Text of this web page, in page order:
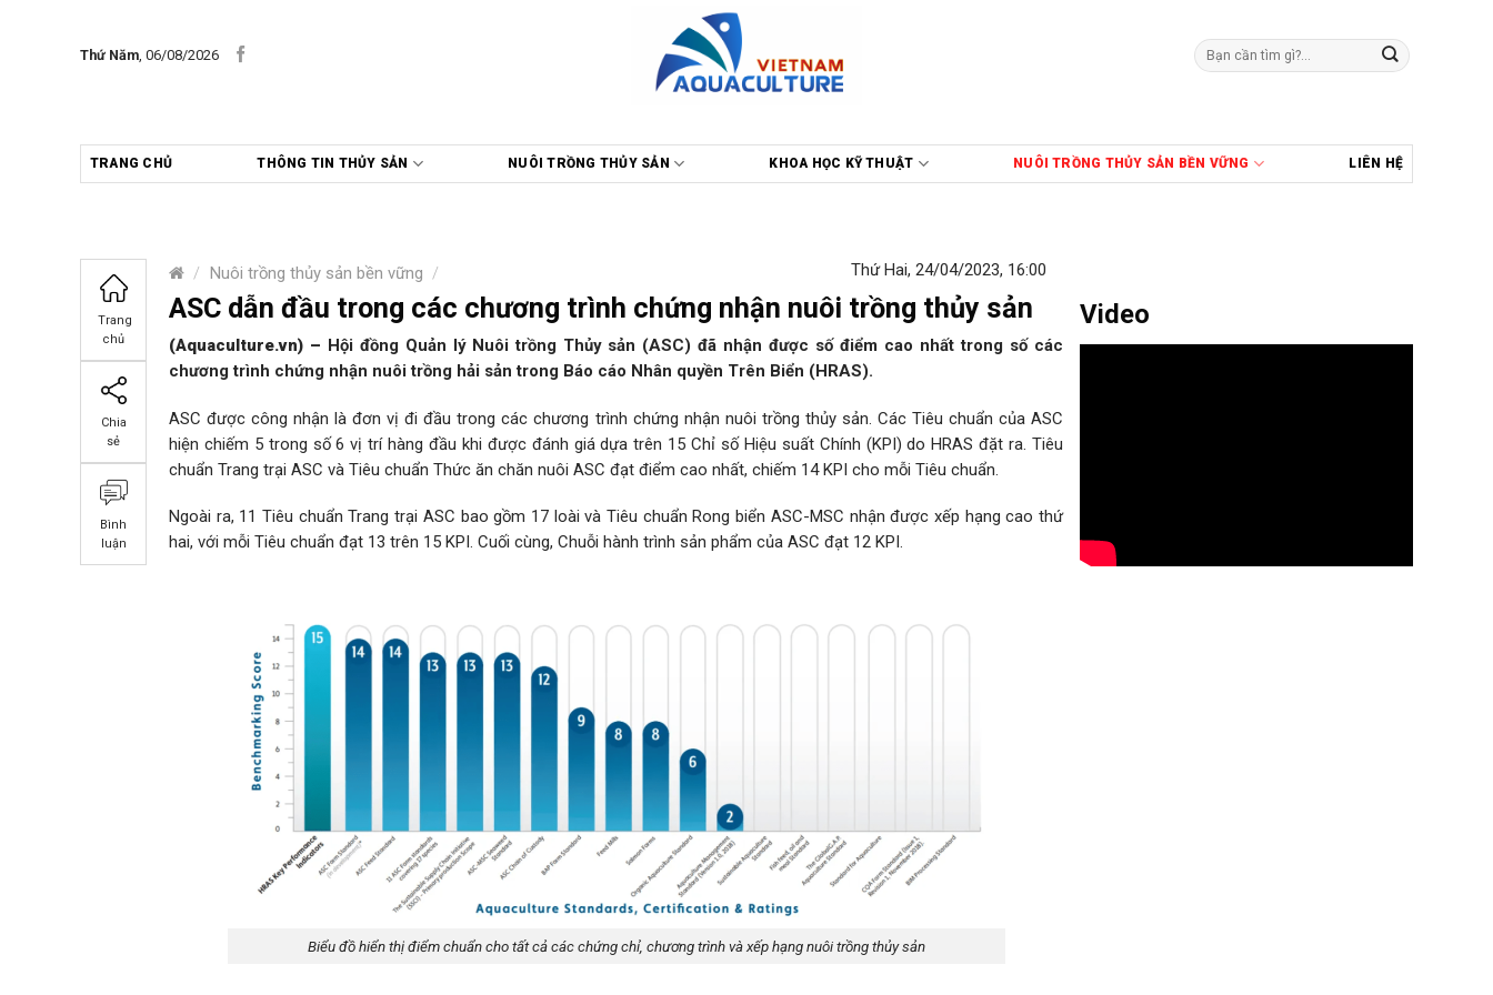
Thứ Năm, 06/08/2026
Tìm
kiếm:
TRANG CHỦ THÔNG TIN THỦY SẢN NUÔI TRỒNG THỦY SẢN KHOA HỌC KỸ THUẬT NUÔI TRỒNG THỦY SẢN BỀN VỮNG LIÊN HỆ
/ Nuôi trồng thủy sản bền vững /
Trang
chủ
Chia
sẻ
Bình
luận
Thứ Hai, 24/04/2023, 16:00
ASC dẫn đầu trong các chương trình chứng nhận nuôi trồng thủy sản
(Aquaculture.vn) – Hội đồng Quản lý Nuôi trồng Thủy sản (ASC) đã nhận được số điểm cao nhất trong số các
chương trình chứng nhận nuôi trồng hải sản trong Báo cáo Nhân quyền Trên Biển (HRAS).
ASC được công nhận là đơn vị đi đầu trong các chương trình chứng nhận nuôi trồng thủy sản. Các Tiêu chuẩn của ASC
hiện chiếm 5 trong số 6 vị trí hàng đầu khi được đánh giá dựa trên 15 Chỉ số Hiệu suất Chính (KPI) do HRAS đặt ra. Tiêu
chuẩn Trang trại ASC và Tiêu chuẩn Thức ăn chăn nuôi ASC đạt điểm cao nhất, chiếm 14 KPI cho mỗi Tiêu chuẩn.
Ngoài ra, 11 Tiêu chuẩn Trang trại ASC bao gồm 17 loài và Tiêu chuẩn Rong biển ASC-MSC nhận được xếp hạng cao thứ
hai, với mỗi Tiêu chuẩn đạt 13 trên 15 KPI. Cuối cùng, Chuỗi hành trình sản phẩm của ASC đạt 12 KPI.
Biểu đồ hiển thị điểm chuẩn cho tất cả các chứng chỉ, chương trình và xếp hạng nuôi trồng thủy sản
Video